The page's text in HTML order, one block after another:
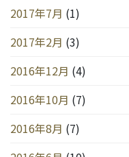
2017年7月 (1)
2017年2月 (3)
2016年12月 (4)
2016年10月 (7)
2016年8月 (7)